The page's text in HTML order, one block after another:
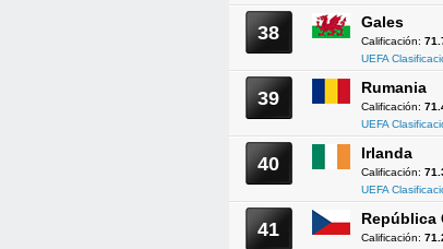
38 Gales
Calificación:
UEFA
39 Rumania
Calificación:
UEFA
40 Irlanda
Calificación:
UEFA
41 República
Calificación: